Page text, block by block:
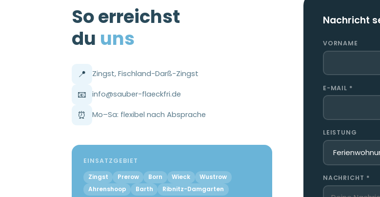
So erreichst
du uns
📍 Zingst, Fischland-Darß-Zingst
📧 info@sauber-flaeckfri.de
⏰ Mo–Sa: flexibel nach Absprache
EINSATZGEBIET
Zingst
Prerow Born Wieck
Wustrow
Ahrenshoop
Barth Ribnitz-Damgarten
Nachricht
VORNAME
E-MAIL *
LEISTUNG
NACHRICHT *